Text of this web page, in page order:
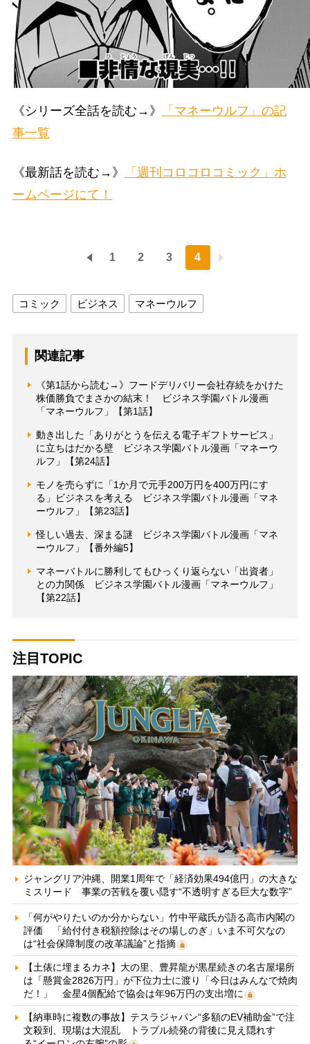
《シリーズ全話を読む→》
「マネーウルフ」の記
事一覧
《最新話を読む→》
「週刊コロコロコミック」ホ
ームページにて！
1 2 3 4
コミック ビジネス マネーウルフ
関連記事
《第1話から読む→》フードデリバリー会社存続をかけた
株価勝負でまさかの結末！ ビジネス学園バトル漫画
「マネーウルフ」【第1話】
動き出した「ありがとうを伝える電子ギフトサービス」
に立ちはだかる壁 ビジネス学園バトル漫画「マネーウ
ルフ」【第24話】
モノを売らずに「1か月で元手200万円を400万円にす
る」ビジネスを考える ビジネス学園バトル漫画「マネ
ーウルフ」【第23話】
怪しい過去、深まる謎 ビジネス学園バトル漫画「マネ
ーウルフ」【番外編5】
マネーバトルに勝利してもひっくり返らない「出資者」
との力関係 ビジネス学園バトル漫画「マネーウルフ」
【第22話】
注目TOPIC
ジャングリア沖縄、開業1周年で「経済効果494億円」の大きな
ミスリード 事業の苦戦を覆い隠す“不透明すぎる巨大な数字”
「何がやりたいのか分からない」竹中平蔵氏が語る高市内閣の
評価 「給付付き税額控除はその場しのぎ」いま不可欠なの
は“社会保障制度の改革議論”と指摘
【土俵に埋まるカネ】大の里、豊昇龍が黒星続きの名古屋場所
は「懸賞金2826万円」が下位力士に渡り「今日はみんなで焼肉
だ！」 金星4個配給で協会は年96万円の支出増に
【納車時に複数の事故】テスラジャパン“多額のEV補助金”で注
文殺到、現場は大混乱 トラブル続発の背後に見え隠れす